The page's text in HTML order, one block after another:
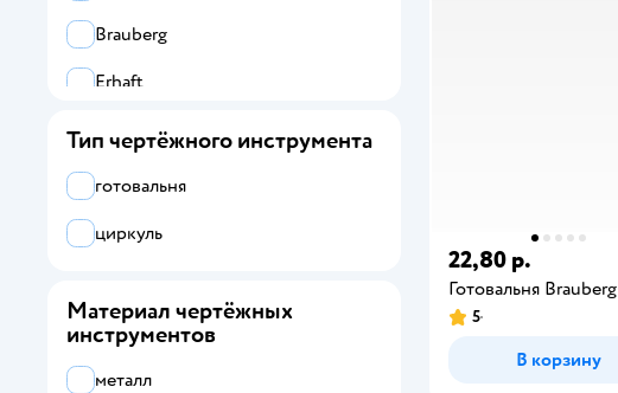
22,80 р.
Готовальня Brauberg
5
В корзину
Brauberg
Erhaft
Koh-I-Noor
Тип чертёжного инструмента
готовальня
циркуль
Материал чертёжных
инструментов
металл